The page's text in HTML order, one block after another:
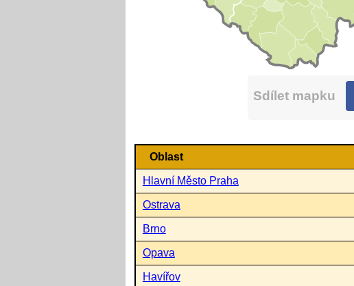
Sdílet mapku
Oblast
Hlavní Město Praha
Ostrava
Brno
Opava
Havířov